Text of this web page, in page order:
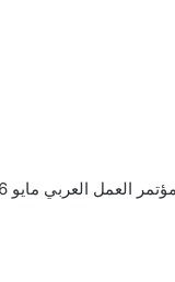
وافق المجلس على